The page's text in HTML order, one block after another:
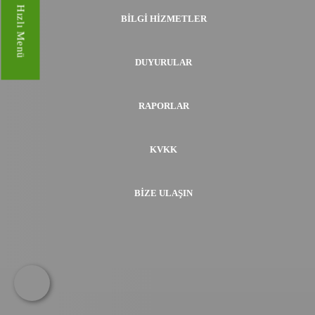
Hızlı Menü BILGI HIZMETLER
DUYURULAR
RAPORLAR
KVKK
BIZE ULAŞIN